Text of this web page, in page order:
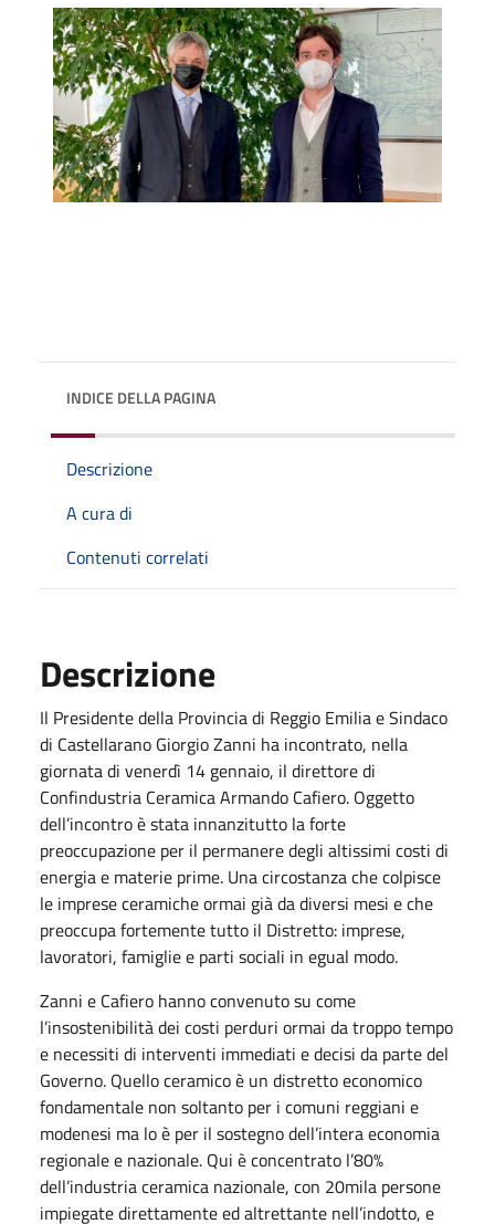
INDICE DELLA PAGINA
Descrizione
A cura di
Contenuti correlati
Descrizione
Il Presidente della Provincia di Reggio Emilia e Sindaco
di Castellarano Giorgio Zanni ha incontrato, nella
giornata di venerdì 14 gennaio, il direttore di
Confindustria Ceramica Armando Cafiero. Oggetto
dell’incontro è stata innanzitutto la forte
preoccupazione per il permanere degli altissimi costi di
energia e materie prime. Una circostanza che colpisce
le imprese ceramiche ormai già da diversi mesi e che
preoccupa fortemente tutto il Distretto: imprese,
lavoratori, famiglie e parti sociali in egual modo.
Zanni e Cafiero hanno convenuto su come
l’insostenibilità dei costi perduri ormai da troppo tempo
e necessiti di interventi immediati e decisi da parte del
Governo. Quello ceramico è un distretto economico
fondamentale non soltanto per i comuni reggiani e
modenesi ma lo è per il sostegno dell’intera economia
regionale e nazionale. Qui è concentrato l’80%
dell’industria ceramica nazionale, con 20mila persone
impiegate direttamente ed altrettante nell’indotto, e